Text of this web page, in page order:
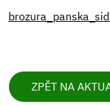
ZPĚT NA